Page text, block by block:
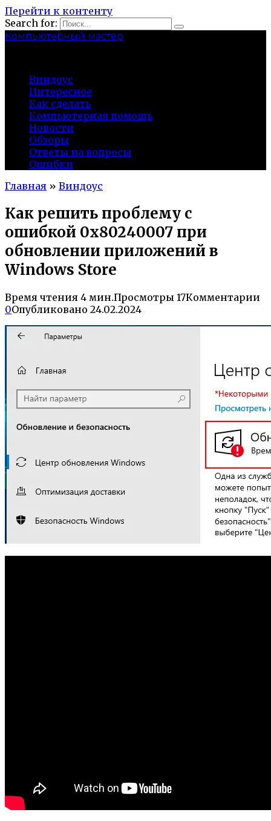
Перейти к контенту
Search for:
Компьютерный мастер
Виндоус
Интересное
Как сделать
Компьютерная помощь
Новости
Обзоры
Ответы на вопросы
Ошибки
Главная » Виндоус
Как решить проблему с
ошибкой 0x80240007 при
обновлении приложений в
Windows Store
Время чтения 4 мин.Просмотры 17Комментарии
0Опубликовано 24.02.2024